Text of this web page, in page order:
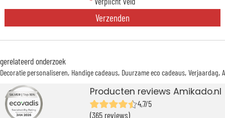
Verzenden
gerelateerd onderzoek
Decoratie personaliseren Handige cadeaus Duurzame eco cadeaus Verjaardag
Producten reviews Amikado.nl
4,7/5
(365 reviews)